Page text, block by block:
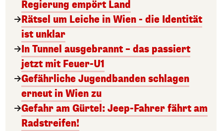
Regierung empört Land
Rätsel um Leiche in Wien - die Identität
ist unklar
In Tunnel ausgebrannt – das passiert
jetzt mit Feuer-U1
Gefährliche Jugendbanden schlagen
erneut in Wien zu
Gefahr am Gürtel: Jeep-Fahrer fährt am
Radstreifen!